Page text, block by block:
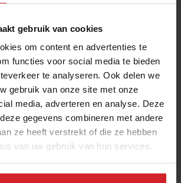
gebruik van cookies
om content en advertenties te
functies voor social media te bieden
te analyseren. Ook delen we
gebruik van onze site met onze
media, adverteren en analyse. Deze
gegevens combineren met andere
ze heeft verstrekt of die ze hebben
van uw gebruik van hun services.
bij verse groente out of
focus vol op eetmomenten via
15 april 2021 | 3 min